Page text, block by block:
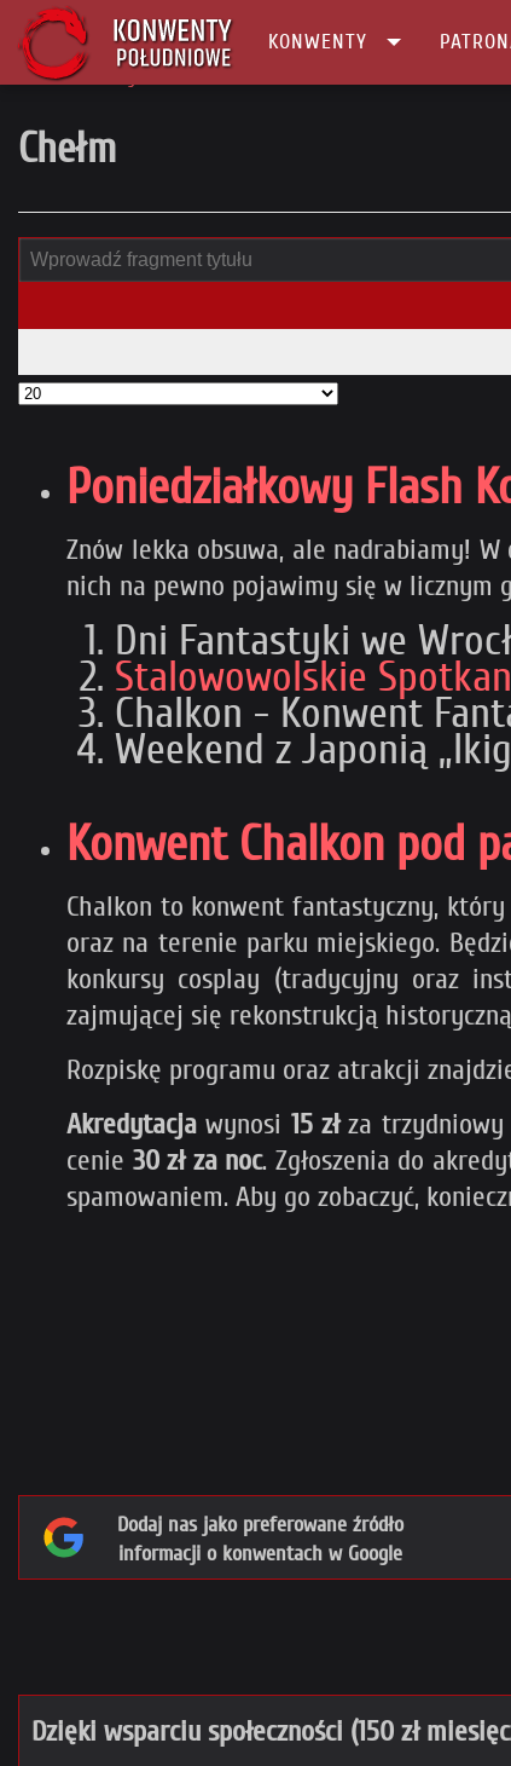
KONWENTY
Główna
Chełm
Poniedziałkowy Flash
Znów lekka obsuwa, ale nadrabiamy!
nich na pewno pojawimy się w licznym
Dni Fantastyki we
Stalowowolskie
Chalkon - Konwent
Weekend z Japonią
Konwent Chalkon pod
Chalkon to konwent fantastyczny,
oraz na terenie parku miejskiego.
konkursy cosplay (tradycyjny oraz
zajmującej się rekonstrukcją
Rozpiskę programu oraz atrakcji
Akredytacja wynosi 15 złza trzydniowy
cenie 30 zł za noc. Zgłoszenia do
spamowaniem. Aby go zobaczyć,
Dodaj nas jako preferowane źródło
informacji o konwentach w Google
Dzięki wsparciu społeczności (150 zł